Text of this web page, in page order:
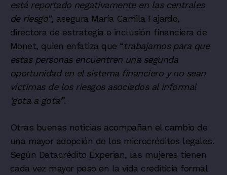
está reportado negativamente en las centrales
de riesgo”, asegura María Camila Fajardo,
directora de estrategia e inclusión financiera de
Monet, quien enfatiza que “trabajamos para que
estas personas encuentren una segunda
oportunidad en el sistema financiero y no sean
víctimas de los riesgos asociados al informal
‘gota a gota’”.
Otras buenas noticias acompañan el cambio de
una mayor adopción de los microcréditos legales.
Según Datacrédito Experian, las mujeres tienen
cada vez mayor peso en la vida crediticia formal